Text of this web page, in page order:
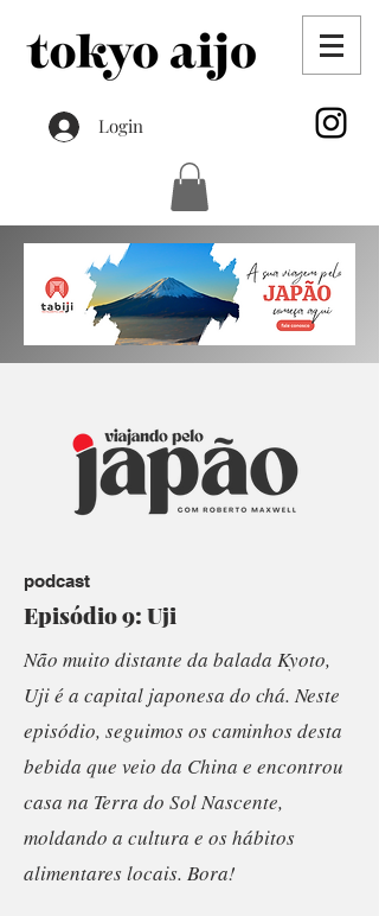
Login
podcast
Episódio 9: Uji
Não muito distante da balada Kyoto,
Uji é a capital japonesa do chá. Neste
episódio, seguimos os caminhos desta
bebida que veio da China e encontrou
casa na Terra do Sol Nascente,
moldando a cultura e os hábitos
alimentares locais. Bora!